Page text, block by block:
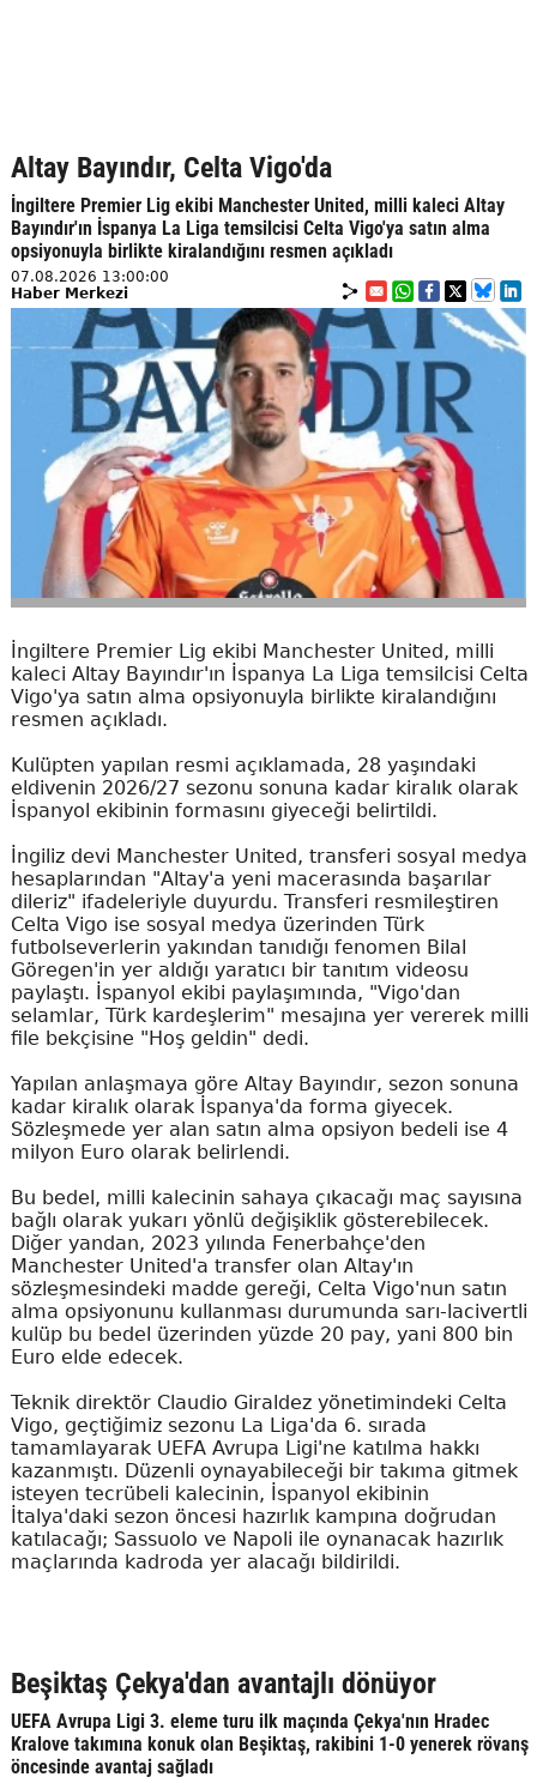
Altay Bayındır, Celta Vigo'da
İngiltere Premier Lig ekibi Manchester United, milli kaleci Altay
Bayındır'ın İspanya La Liga temsilcisi Celta Vigo'ya satın alma
opsiyonuyla birlikte kiralandığını resmen açıkladı
07.08.2026 13:00:00
Haber Merkezi
İngiltere Premier Lig ekibi Manchester United, milli
kaleci Altay Bayındır'ın İspanya La Liga temsilcisi Celta
Vigo'ya satın alma opsiyonuyla birlikte kiralandığını
resmen açıkladı.
Kulüpten yapılan resmi açıklamada, 28 yaşındaki
eldivenin 2026/27 sezonu sonuna kadar kiralık olarak
İspanyol ekibinin formasını giyeceği belirtildi.
İngiliz devi Manchester United, transferi sosyal medya
hesaplarından "Altay'a yeni macerasında başarılar
dileriz" ifadeleriyle duyurdu. Transferi resmileştiren
Celta Vigo ise sosyal medya üzerinden Türk
futbolseverlerin yakından tanıdığı fenomen Bilal
Göregen'in yer aldığı yaratıcı bir tanıtım videosu
paylaştı. İspanyol ekibi paylaşımında, "Vigo'dan
selamlar, Türk kardeşlerim" mesajına yer vererek milli
file bekçisine "Hoş geldin" dedi.
Yapılan anlaşmaya göre Altay Bayındır, sezon sonuna
kadar kiralık olarak İspanya'da forma giyecek.
Sözleşmede yer alan satın alma opsiyon bedeli ise 4
milyon Euro olarak belirlendi.
Bu bedel, milli kalecinin sahaya çıkacağı maç sayısına
bağlı olarak yukarı yönlü değişiklik gösterebilecek.
Diğer yandan, 2023 yılında Fenerbahçe'den
Manchester United'a transfer olan Altay'ın
sözleşmesindeki madde gereği, Celta Vigo'nun satın
alma opsiyonunu kullanması durumunda sarı-lacivertli
kulüp bu bedel üzerinden yüzde 20 pay, yani 800 bin
Euro elde edecek.
Teknik direktör Claudio Giraldez yönetimindeki Celta
Vigo, geçtiğimiz sezonu La Liga'da 6. sırada
tamamlayarak UEFA Avrupa Ligi'ne katılma hakkı
kazanmıştı. Düzenli oynayabileceği bir takıma gitmek
isteyen tecrübeli kalecinin, İspanyol ekibinin
İtalya'daki sezon öncesi hazırlık kampına doğrudan
katılacağı; Sassuolo ve Napoli ile oynanacak hazırlık
maçlarında kadroda yer alacağı bildirildi.
Beşiktaş Çekya'dan avantajlı dönüyor
UEFA Avrupa Ligi 3. eleme turu ilk maçında Çekya'nın Hradec
Kralove takımına konuk olan Beşiktaş, rakibini 1-0 yenerek rövanş
öncesinde avantaj sağladı